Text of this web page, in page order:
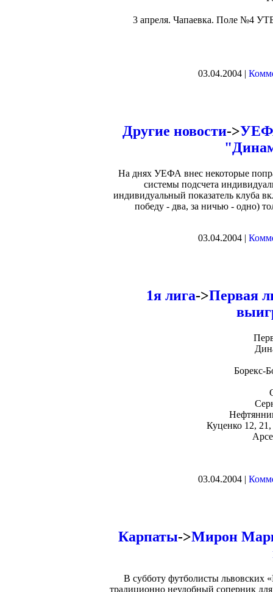
3 апреля. Чапаевка. Поле №4
03.04.2004 |
Другие новости->
На днях УЕФА внес некоторые
системы подсчета
индивидуальный показатель клуба
победу - два, за ничью - одно)
03.04.2004 |
1я лига->Первая
Борекс-
Куценко 12,
03.04.2004 |
Карпаты->Мирон
В субботу футболисты львовских
традиционно неудобный соперник для